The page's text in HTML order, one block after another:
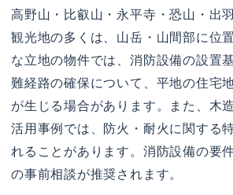
高野山・比叡山・永平寺・恐山・出
観光地の多くは、山岳・山間部に位
な立地の物件では、消防設備の設置
難経路の確保について、平地の住宅
が生じる場合があります。また、木
活用事例では、防火・耐火に関する
れることがあります。消防設備の要
の事前相談が推奨されます。